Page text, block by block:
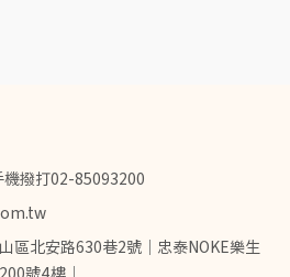
撥打02-85093200
區北安路630巷2號｜忠泰NOKE樂生
號4樓｜